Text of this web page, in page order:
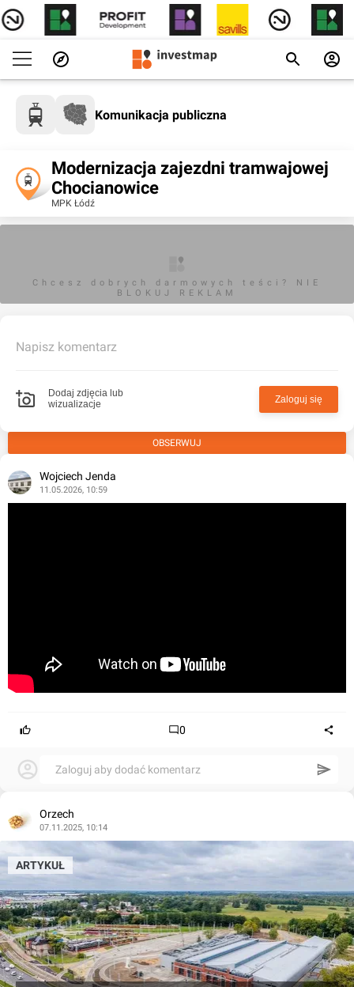
Komunikacja publiczna
Modernizacja zajezdni tramwajowej
Chocianowice
MPK Łódź
Chcesz dobrych darmowych teści? NIE
BLOKUJ REKLAM
Napisz komentarz
Dodaj zdjęcia lub
wizualizacje
Zaloguj się
OBSERWUJ
Wojciech Jenda
11.05.2026, 10:59
0
Zaloguj aby dodać komentarz
Orzech
07.11.2025, 10:14
ARTYKUŁ